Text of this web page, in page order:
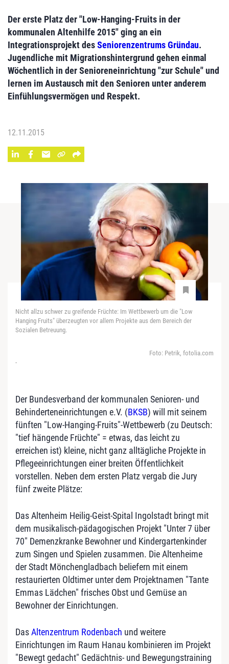
Der erste Platz der "Low-Hanging-Fruits in der
kommunalen Altenhilfe 2015" ging an ein
Integrationsprojekt desSeniorenzentrums Gründau.
Jugendliche mit Migrationshintergrund gehen einmal
Wöchentlich in der Senioreneinrichtung "zur Schule" und
lernen im Austausch mit den Senioren unter anderem
Einfühlungsvermögen und Respekt.
12.11.2015
Nicht allzu schwer zu greifende Früchte: Im Wettbewerb um die "Low
Hanging Fruits" überzeugten vor allem Projekte aus dem Bereich der
Sozialen Betreuung.
Foto: Petrik, fotolia.com
-
Der Bundesverband der kommunalen Senioren- und
Behinderteneinrichtungen e.V. (BKSB) will mit seinem
fünften "Low-Hanging-Fruits"-Wettbewerb (zu Deutsch:
"tief hängende Früchte" = etwas, das leicht zu
erreichen ist) kleine, nicht ganz alltägliche Projekte in
Pflegeeinrichtungen einer breiten Öffentlichkeit
vorstellen. Neben dem ersten Platz vergab die Jury
fünf zweite Plätze:
Das Altenheim Heilig-Geist-Spital Ingolstadt bringt mit
dem musikalisch-pädagogischen Projekt "Unter 7 über
70" Demenzkranke Bewohner und Kindergartenkinder
zum Singen und Spielen zusammen. Die Altenheime
der Stadt Mönchengladbach beliefern mit einem
restaurierten Oldtimer unter dem Projektnamen "Tante
Emmas Lädchen" frisches Obst und Gemüse an
Bewohner der Einrichtungen.
DasAltenzentrum Rodenbach und weitere
Einrichtungen im Raum Hanau kombinieren im Projekt
"Bewegt gedacht" Gedächtnis- und Bewegungstraining